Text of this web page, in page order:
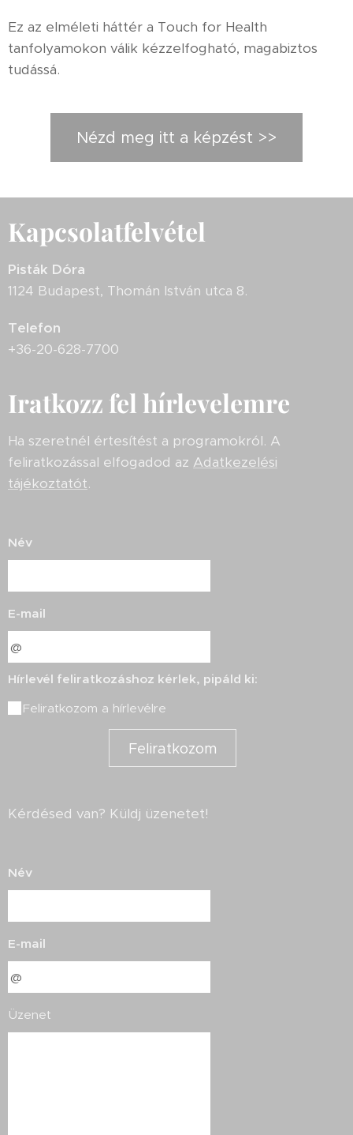
Ez az elméleti háttér a Touch for Health
tanfolyamokon válik kézzelfogható, magabiztos
tudássá.
Nézd meg itt a képzést >>
Kapcsolatfelvétel
Pisták Dóra
1124 Budapest, Thomán István utca 8.
Telefon
+36-20-628-7700
Iratkozz fel hírlevelemre
Ha szeretnél értesítést a programokról. A
feliratkozással elfogadod az Adatkezelési
tájékoztatót.
Név
E-mail
Hírlevél feliratkozáshoz kérlek, pipáld ki:
Feliratkozom a hírlevélre
Feliratkozom
Kérdésed van? Küldj üzenetet!
Név
E-mail
Üzenet